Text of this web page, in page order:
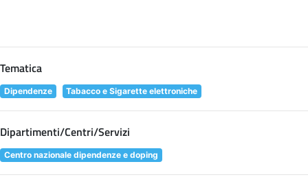
Tematica
Dipendenze Tabacco e Sigarette elettroniche
Dipartimenti/Centri/Servizi
Centro nazionale dipendenze e doping